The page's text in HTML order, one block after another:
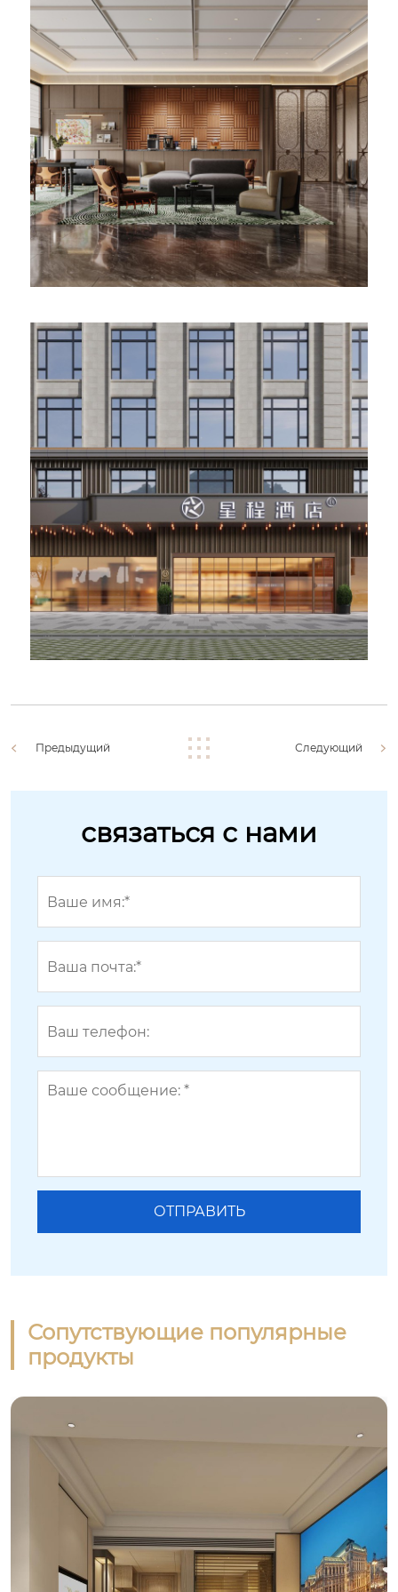
Предыдущий Следующий
связаться с нами
Сопутствующие популярные
продукты